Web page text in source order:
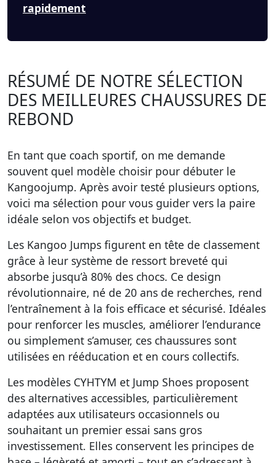
rapidement
RÉSUMÉ DE NOTRE SÉLECTION
DES MEILLEURES CHAUSSURES DE
REBOND
En tant que coach sportif, on me demande
souvent quel modèle choisir pour débuter le
Kangoojump. Après avoir testé plusieurs options,
voici ma sélection pour vous guider vers la paire
idéale selon vos objectifs et budget.
Les Kangoo Jumps figurent en tête de classement
grâce à leur système de ressort breveté qui
absorbe jusqu’à 80% des chocs. Ce design
révolutionnaire, né de 20 ans de recherches, rend
l’entraînement à la fois efficace et sécurisé. Idéales
pour renforcer les muscles, améliorer l’endurance
ou simplement s’amuser, ces chaussures sont
utilisées en rééducation et en cours collectifs.
Les modèles CYHTYM et Jump Shoes proposent
des alternatives accessibles, particulièrement
adaptées aux utilisateurs occasionnels ou
souhaitant un premier essai sans gros
investissement. Elles conservent les principes de